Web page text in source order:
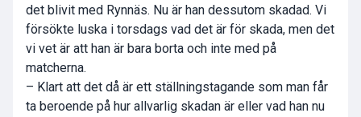
det blivit med Rynnäs. Nu är han dessutom skadad. Vi
försökte luska i torsdags vad det är för skada, men det
vi vet är att han är bara borta och inte med på
matcherna.
– Klart att det då är ett ställningstagande som man får
ta beroende på hur allvarlig skadan är eller vad han nu